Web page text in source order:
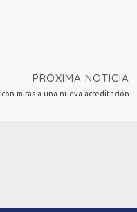
PRÓXIMA NOTICIA
miras a una nueva acreditación